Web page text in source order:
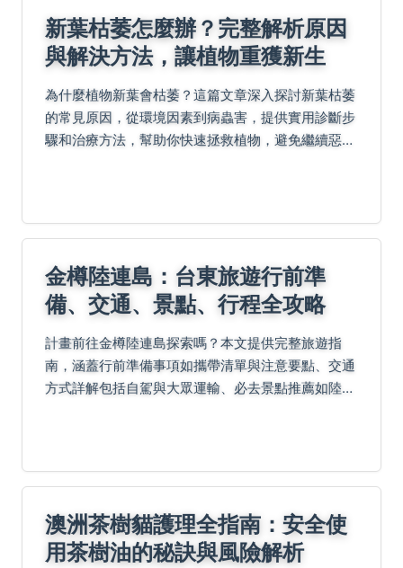
新葉枯萎怎麼辦？完整解析原因
與解決方法，讓植物重獲新生
為什麼植物新葉會枯萎？這篇文章深入探討新葉枯萎
的常見原因，從環境因素到病蟲害，提供實用診斷步
驟和治療方法，幫助你快速拯救植物，避免繼續惡
金樽陸連島：台東旅遊行前準
備、交通、景點、行程全攻略
計畫前往金樽陸連島探索嗎？本文提供完整旅遊指
南，涵蓋行前準備事項如攜帶清單與注意要點、交通
方式詳解包括自駕與大眾運輸、必去景點推薦如陸連
澳洲茶樹貓護理全指南：安全使
用茶樹油的秘訣與風險解析